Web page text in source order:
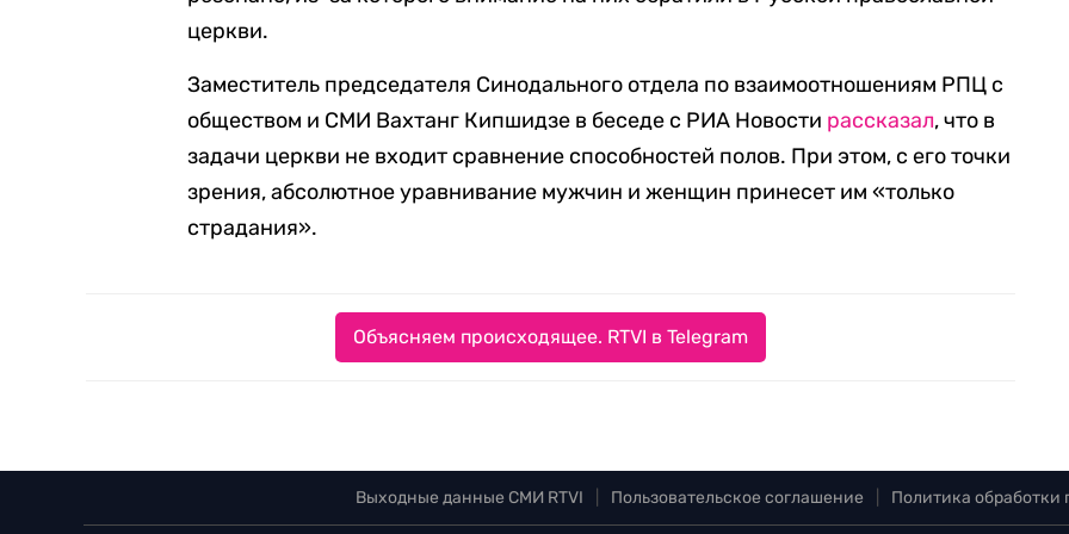
церкви.
Заместитель председателя Синодального отдела по взаимоотношениям РПЦ с
обществом и СМИ Вахтанг Кипшидзе в беседе с РИА Новости рассказал, что в
задачи церкви не входит сравнение способностей полов. При этом, с его точки
зрения, абсолютное уравнивание мужчин и женщин принесет им «только
страдания».
Объясняем происходящее. RTVI в Telegram
Выходные данные СМИ RTVI Пользовательское соглашение Политика